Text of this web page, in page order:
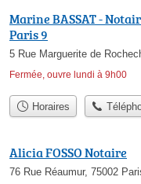
Marine BASSAT -
Paris 9
5 Rue Marguerite de
Fermée, ouvre lundi à 9h00
Horaires
Alicia FOSSO Notaire
76 Rue Réaumur, 75002